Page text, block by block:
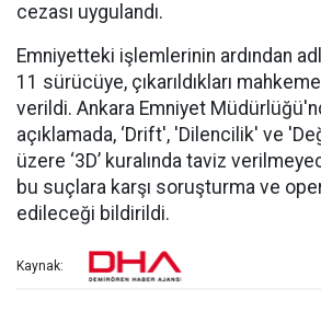
cezası uygulandı.
Emniyetteki işlemlerinin ardından
11 sürücüye, çıkarıldıkları
verildi. Ankara Emniyet
açıklamada, ‘Drift', 'Dilencilik' ve
üzere ‘3D’ kuralında taviz
bu suçlara karşı soruşturma ve
edileceği bildirildi.
Kaynak: